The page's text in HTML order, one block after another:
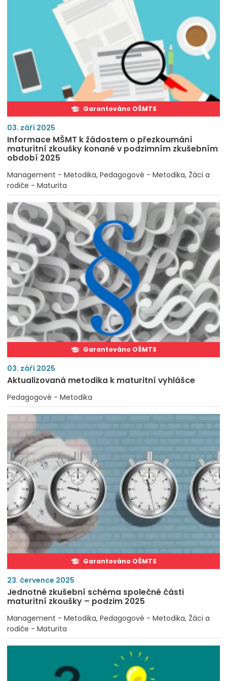
Garantováno OŠMTS
03. září 2025
Informace MŠMT k žádostem o přezkoumání
maturitní zkoušky konané v podzimním zkušebním
období 2025
Management - Metodika Pedagogové - Metodika Žáci a
rodiče - Maturita
Garantováno OŠMTS
03. září 2025
Aktualizovaná metodika k maturitní vyhlášce
Pedagogové - Metodika
Garantováno OŠMTS
23. července 2025
Jednotné zkušební schéma společné části
maturitní zkoušky – podzim 2025
Management - Metodika Pedagogové - Metodika Žáci a
rodiče - Maturita